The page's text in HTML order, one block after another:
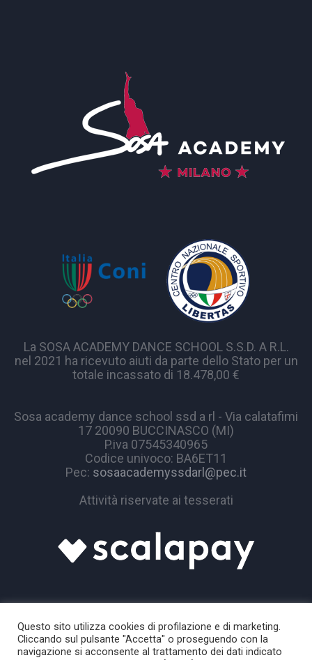
La SOSA ACADEMY DANCE SCHOOL S.S.D. A R.L.
nel 2021 ha ricevuto aiuti da parte dello Stato per un
totale incassato di 18.478,00 €
Sosa academy dance school ssd a rl - Via calatafimi
17 20090 BUCCINASCO (MI)
P.iva 07545340965
Codice univoco: BA6ET11
Pec: sosaacademyssdarl@pec.it
Attività riservate ai tesserati
Questo sito utilizza cookies di profilazione e di marketing.
Cliccando sul pulsante "Accetta" o proseguendo con la
navigazione si acconsente al trattamento dei dati indicato